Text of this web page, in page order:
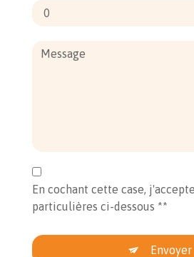
En cochant cette case,
particulières ci-dessous **
Envoyer